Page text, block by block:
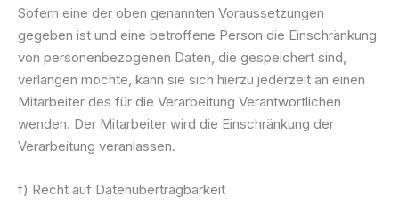
Sofern eine der oben genannten Voraussetzungen
gegeben ist und eine betroffene Person die Einschränkung
von personenbezogenen Daten, die gespeichert sind,
verlangen möchte, kann sie sich hierzu jederzeit an einen
Mitarbeiter des für die Verarbeitung Verantwortlichen
wenden. Der Mitarbeiter wird die Einschränkung der
Verarbeitung veranlassen.
f) Recht auf Datenübertragbarkeit